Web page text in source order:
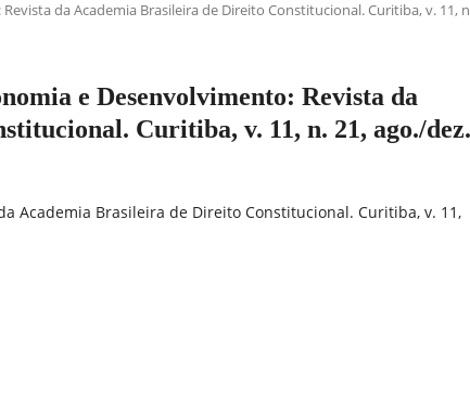
da Academia Brasileira de Direito Constitucional. Curitiba, v. 11,
e Desenvolvimento: Revista da
Curitiba, v. 11, n. 21, ago./dez.
Academia Brasileira de Direito Constitucional. Curitiba, v. 11,